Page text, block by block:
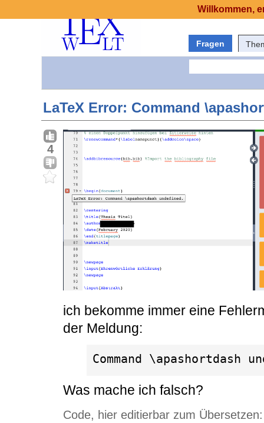
Fragen
LaTeX Error: Command
4
ich bekomme immer eine
der Meldung:
Command \apashortdash
Was mache ich falsch?
Code, hier editierbar zum Übersetzen:
Willkommen,